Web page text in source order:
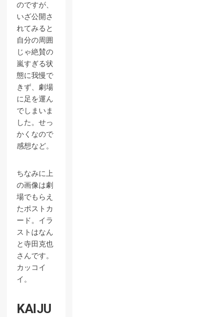
のですが、
いざ公開さ
れてみると
自分の周囲
じゃ絶賛の
嵐すぎる状
態に我慢で
きず、劇場
に足を運ん
でしまいま
した。せっ
かくなので
感想など。
ちなみに上
の画像は劇
場でもらえ
たポストカ
ード。イラ
ストはなん
と寺田克也
さんです。
カッコイ
イ。
KAIJU